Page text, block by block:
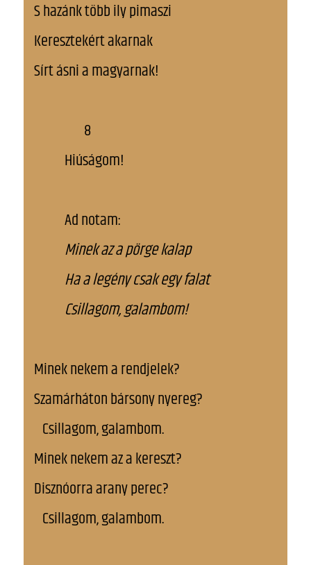
S hazánk több ily pimaszi
Keresztekért akarnak
Sírt ásni a magyarnak!
8
Hiúságom!
Ad notam:
Minek az a pörge kalap
Ha a legény csak egy falat
Csillagom, galambom!
Minek nekem a rendjelek?
Szamárháton bársony nyereg?
Csillagom, galambom.
Minek nekem az a kereszt?
Disznóorra arany perec?
Csillagom, galambom.